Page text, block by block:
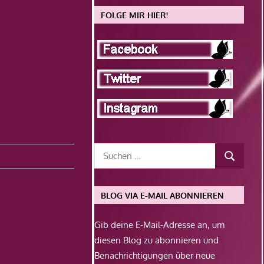
FOLGE MIR HIER!
BLOG VIA E-MAIL ABONNIEREN
Gib deine E-Mail-Adresse an, um
diesen Blog zu abonnieren und
Benachrichtigungen über neue